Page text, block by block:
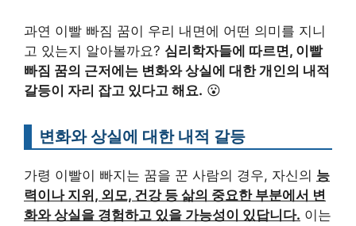
과연 이빨 빠짐 꿈이 우리 내면에 어떤 의미를 지니
고 있는지 알아볼까요? 심리학자들에 따르면, 이빨
빠짐 꿈의 근저에는 변화와 상실에 대한 개인의 내적
갈등이 자리 잡고 있다고 해요. 😮
변화와 상실에 대한 내적 갈등
가령 이빨이 빠지는 꿈을 꾼 사람의 경우, 자신의 능
력이나 지위, 외모, 건강 등 삶의 중요한 부분에서 변
화와 상실을 경험하고 있을 가능성이 있답니다. 이는